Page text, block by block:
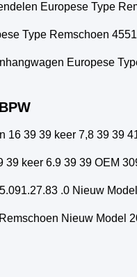
Europese Type
Type Remschoen
Europese
16 39 39 keer 7,8 39 39
39 keer 6.9 39 39 OEM
.0 Nieuw
Nieuw Model